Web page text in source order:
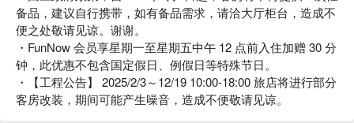
备品，建议自行携带，如有备品需求，请洽大厅柜台，造成不
便之处敬请见谅。谢谢。
・FunNow 会员享星期一至星期五中午 12 点前入住加赠 30 分
钟，此优惠不包含国定假日、例假日等特殊节日。
・【工程公告】 2025/2/3～12/19 10:00-18:00 旅店将进行部分
客房改装，期间可能产生噪音，造成不便敬请见谅。